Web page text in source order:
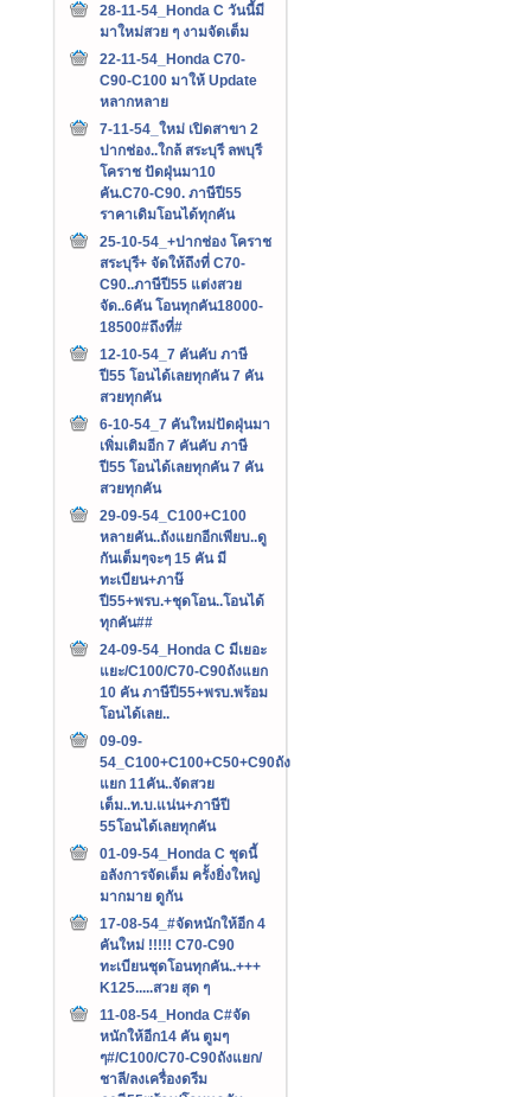
28-11-54_Honda C วันนี้มี
มาใหม่สวย ๆ งามจัดเต็ม
22-11-54_Honda C70-
C90-C100 มาให้ Update
หลากหลาย
7-11-54_ใหม่ เปิดสาขา 2
ปากช่อง..ใกล้ สระบุรี ลพบุรี
โคราช ปัดฝุ่นมา10
คัน.C70-C90. ภาษีปี55
ราคาเดิมโอนได้ทุกคัน
25-10-54_+ปากช่อง โคราช
สระบุรี+ จัดให้ถึงที่ C70-
C90..ภาษีปี55 แต่งสวย
จัด..6คัน โอนทุกคัน18000-
18500#ถึงที่#
12-10-54_7 คันคับ ภาษี
ปี55 โอนได้เลยทุกคัน 7 คัน
สวยทุกคัน
6-10-54_7 คันใหม่ปัดฝุ่นมา
เพิ่มเติมอีก 7 คันคับ ภาษี
ปี55 โอนได้เลยทุกคัน 7 คัน
สวยทุกคัน
29-09-54_C100+C100
หลายคัน..ถังแยกอีกเพียบ..ดู
กันเต็มๆจะๆ 15 คัน มี
ทะเบียน+ภาษ๊
ปี55+พรบ.+ชุดโอน..โอนได้
ทุกคัน##
24-09-54_Honda C มีเยอะ
แยะ/C100/C70-C90ถังแยก
10 คัน ภาษีปี55+พรบ.พร้อม
โอนได้เลย..
09-09-
54_C100+C100+C50+C90ถัง
แยก 11คัน..จัดสวย
เต็ม..ท.บ.แน่น+ภาษีปี
55โอนได้เลยทุกคัน
01-09-54_Honda C ชุดนี้
อลังการจัดเต็ม ครั้งยิ่งใหญ่
มากมาย ดูกัน
17-08-54_#จัดหนักให้อีก 4
คันใหม่ !!!!! C70-C90
ทะเบียนชุดโอนทุกคัน..+++‏
K125.....สวย สุด ๆ
11-08-54_Honda C#จัด
หนักให้อีก14 คัน ตูมๆ
ๆ#/C100/C70-C90ถังแยก/
ชาลี/ลงเครื่องดรีม